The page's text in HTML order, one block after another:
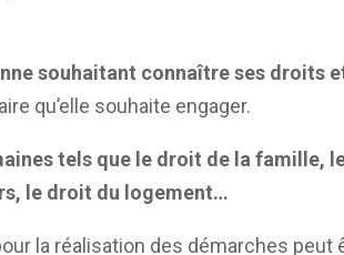
souhaitant connaître ses droits
qu’elle souhaite engager.
tels que le droit de la famille,
le droit du logement…
la réalisation des démarches peut